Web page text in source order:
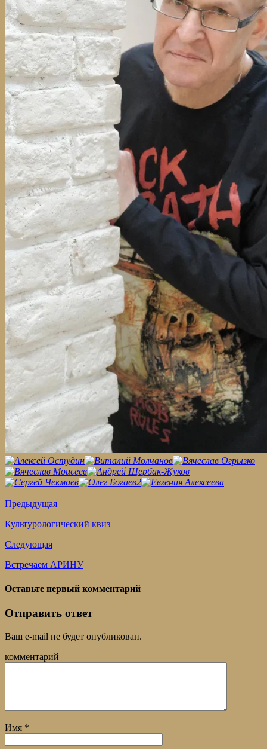
Предыдущая
Культурологический квиз
Следующая
Встречаем АРИНУ
Оставьте первый комментарий
Отправить ответ
Ваш e-mail не будет опубликован.
комментарий
Имя *